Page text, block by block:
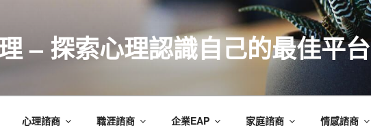
– 探索心理認識自己的最佳平台
心理諮商 職涯諮商 企業EAP 家庭諮商 情感諮商